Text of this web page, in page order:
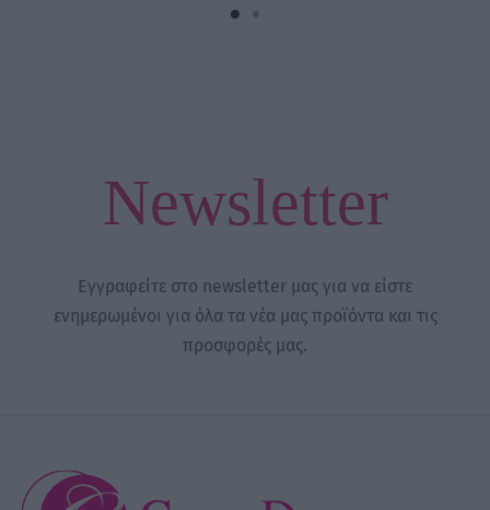
Newsletter
Εγγραφείτε στο newsletter μας για να είστε
ενημερωμένοι για όλα τα νέα μας προϊόντα και τις
προσφορές μας.